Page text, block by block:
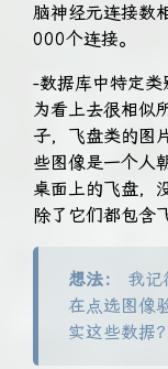
脑神经元连接数
000个连接。
-数据库中特定类
为看上去很相
子，飞盘类的图
些图像是一个人
桌面上的飞盘，
除了它们都包含
想法：
我记
在点选图像
实这些数据